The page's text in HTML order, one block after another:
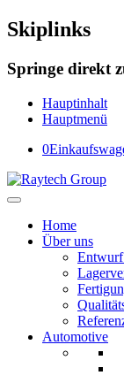
Skiplinks
Springe direkt
Hauptinhalt
Hauptmenü
0
Home
Über uns
Automotive